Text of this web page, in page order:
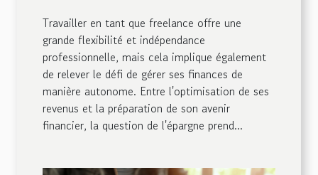
Travailler en tant que freelance offre une
grande flexibilité et indépendance
professionnelle, mais cela implique également
de relever le défi de gérer ses finances de
manière autonome. Entre l'optimisation de ses
revenus et la préparation de son avenir
financier, la question de l'épargne prend...